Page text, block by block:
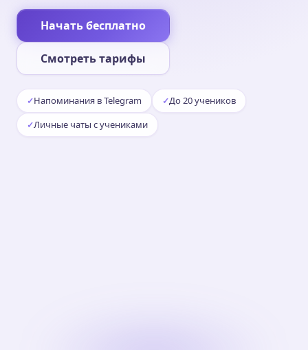
Начать бесплатно
Смотреть тарифы
Напоминания в Telegram
До 20 учеников
Личные чаты с учениками